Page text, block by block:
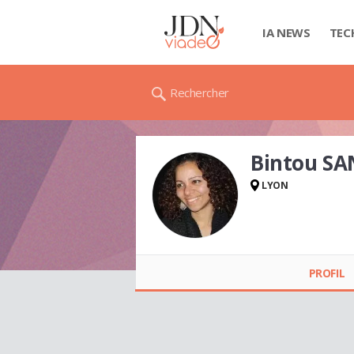
IA NEWS
Rechercher
Bintou
LYON
PROFIL